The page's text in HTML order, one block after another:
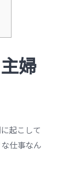
婦
起こして
仕事なん